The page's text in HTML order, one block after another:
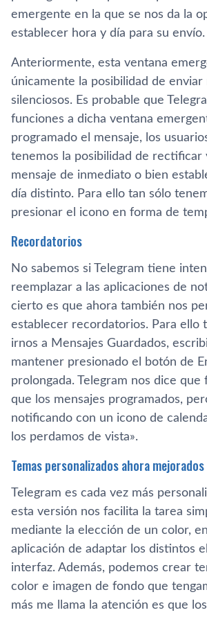
emergente en la que se nos da la
establecer hora y día para su envío.
Anteriormente, esta ventana
únicamente la posibilidad de enviar
silenciosos. Es probable que
funciones a dicha ventana
programado el mensaje, los
tenemos la posibilidad de rectificar
mensaje de inmediato o bien
día distinto. Para ello tan sólo
presionar el icono en forma de
Recordatorios
No sabemos si Telegram tiene
reemplazar a las aplicaciones de
cierto es que ahora también nos
establecer recordatorios. Para ello
irnos a Mensajes Guardados,
mantener presionado el botón de
prolongada. Telegram nos dice que
que los mensajes programados,
notificando con un icono de
los perdamos de vista».
Temas personalizados ahora mejorados
Telegram es cada vez más
esta versión nos facilita la tarea
mediante la elección de un color,
aplicación de adaptar los distintos
interfaz. Además, podemos crear
color e imagen de fondo que
más me llama la atención es que